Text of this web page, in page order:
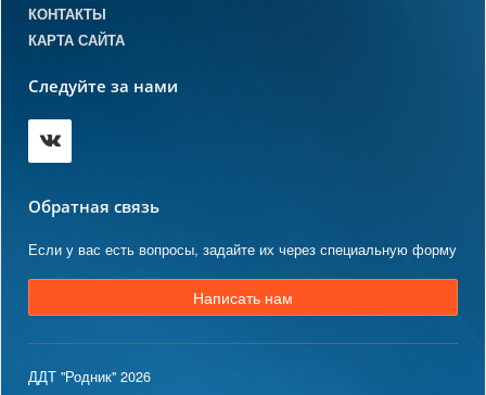
КОНТАКТЫ
КАРТА САЙТА
Следуйте за нами
Обратная связь
Если у вас есть вопросы, задайте их через специальную форму
Написать нам
ДДТ "Родник" 2026